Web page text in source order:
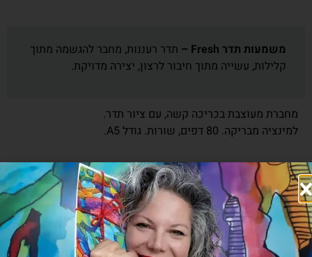
משמעות תדר Fresh – תדר רעננות, מחבר להגשמה מתוך
קלילות, עשייה מתוך חיבור לרצון, יצירה מדויקת.
מחברת מעוצבת בכריכה קשה, עם ציור תדר.
למינציה מבריקה. 80 דפים, שורות. גודל A5.
₪ 60.00
הוספה לסל